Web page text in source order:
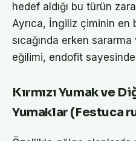
hedef aldığı bu türün
Ayrıca, İngiliz çiminin en
sıcağında erken
eğilimi, endofit sayesinde
Kırmızı Yumak ve
Yumaklar (Festuca